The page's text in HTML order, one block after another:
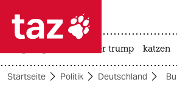
 taz zahl ich
taz zahl ich
usa unter trump katzen
Startseite Politik Deutschland